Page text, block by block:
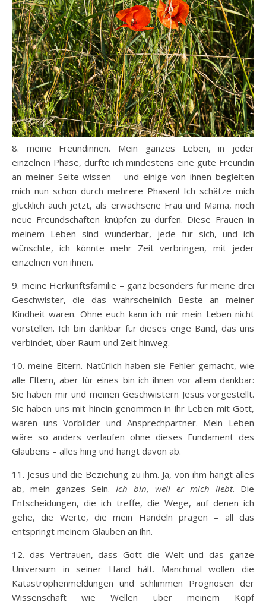
8. meine Freundinnen. Mein ganzes Leben, in jeder
einzelnen Phase, durfte ich mindestens eine gute Freundin
an meiner Seite wissen – und einige von ihnen begleiten
mich nun schon durch mehrere Phasen! Ich schätze mich
glücklich auch jetzt, als erwachsene Frau und Mama, noch
neue Freundschaften knüpfen zu dürfen. Diese Frauen in
meinem Leben sind wunderbar, jede für sich, und ich
wünschte, ich könnte mehr Zeit verbringen, mit jeder
einzelnen von ihnen.
9. meine Herkunftsfamilie – ganz besonders für meine drei
Geschwister, die das wahrscheinlich Beste an meiner
Kindheit waren. Ohne euch kann ich mir mein Leben nicht
vorstellen. Ich bin dankbar für dieses enge Band, das uns
verbindet, über Raum und Zeit hinweg.
10. meine Eltern. Natürlich haben sie Fehler gemacht, wie
alle Eltern, aber für eines bin ich ihnen vor allem dankbar:
Sie haben mir und meinen Geschwistern Jesus vorgestellt.
Sie haben uns mit hinein genommen in ihr Leben mit Gott,
waren uns Vorbilder und Ansprechpartner. Mein Leben
wäre so anders verlaufen ohne dieses Fundament des
Glaubens – alles hing und hängt davon ab.
11. Jesus und die Beziehung zu ihm. Ja, von ihm hängt alles
ab, mein ganzes Sein. Ich bin, weil er mich liebt. Die
Entscheidungen, die ich treffe, die Wege, auf denen ich
gehe, die Werte, die mein Handeln prägen – all das
entspringt meinem Glauben an ihn.
12. das Vertrauen, dass Gott die Welt und das ganze
Universum in seiner Hand hält. Manchmal wollen die
Katastrophenmeldungen und schlimmen Prognosen der
Wissenschaft wie Wellen über meinem Kopf